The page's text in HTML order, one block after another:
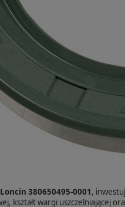
380650495-0001,
kształt wargi uszczelniającej